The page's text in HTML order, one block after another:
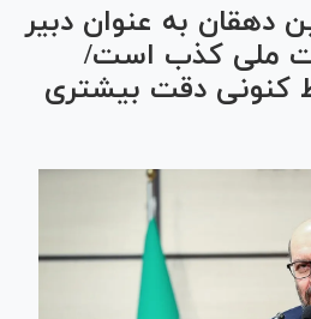
دهقان به عنوان دبیر
ملی کذب است/
کنونی دقت بیشتری